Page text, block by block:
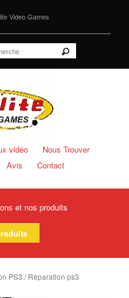
Video Games
vidéo
Nous Trouver
Avis Contact
et nos produits
PS3 / Réparation ps3